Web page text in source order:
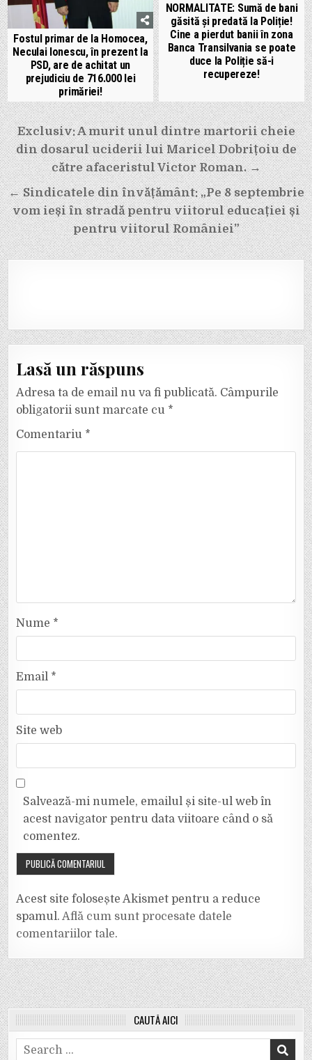
Fostul primar de la Homocea,
Neculai Ionescu, în prezent la
PSD, are de achitat un
prejudiciu de 716.000 lei
primăriei!
NORMALITATE: Sumă de bani
găsită și predată la Poliție!
Cine a pierdut banii în zona
Banca Transilvania se poate
duce la Poliție să-i
recupereze!
Navigare
în
articole
Exclusiv: A murit unul dintre martorii cheie
din dosarul uciderii lui Maricel Dobrițoiu de
către afaceristul Victor Roman. →
← Sindicatele din învățământ: „Pe 8 septembrie
vom ieși în stradă pentru viitorul educației și
pentru viitorul României”
Lasă un răspuns
Adresa ta de email nu va fi publicată. Câmpurile
obligatorii sunt marcate cu *
Comentariu *
Nume *
Email *
Site web
Salvează-mi numele, emailul și site-ul web în
acest navigator pentru data viitoare când o să
comentez.
Acest site folosește Akismet pentru a reduce
spamul.Află cum sunt procesate datele
comentariilor tale.
CAUTĂ AICI
Search